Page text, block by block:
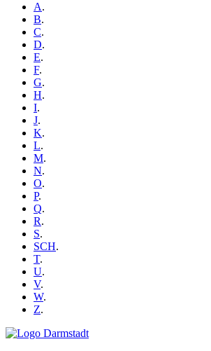
A.
B.
C.
D.
E.
F.
G.
H.
I.
J.
K.
L.
M.
N.
O.
P.
Q.
R.
S.
SCH.
T.
U.
V.
W.
Z.